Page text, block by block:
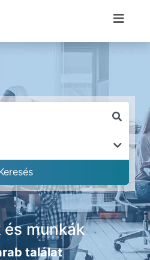
és munkák
találat